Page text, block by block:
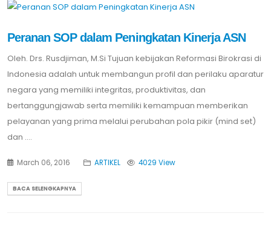
Peranan SOP dalam Peningkatan Kinerja ASN
Oleh. Drs. Rusdjiman, M.Si Tujuan kebijakan Reformasi Birokrasi di
Indonesia adalah untuk membangun profil dan perilaku aparatur
negara yang memiliki integritas, produktivitas, dan
bertanggungjawab serta memiliki kemampuan memberikan
pelayanan yang prima melalui perubahan pola pikir (mind set)
dan ....
March 06, 2016 ARTIKEL 4029 View
BACA SELENGKAPNYA